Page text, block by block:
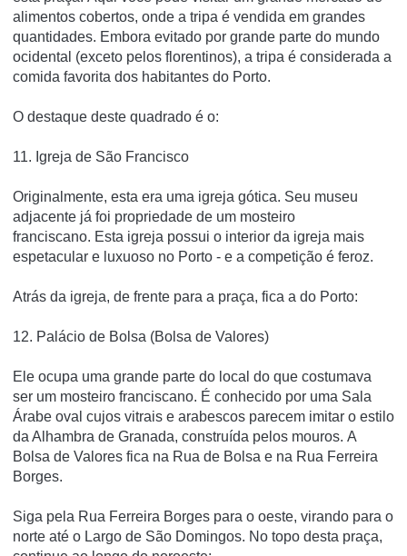
alimentos cobertos, onde a tripa é vendida em grandes
quantidades. Embora evitado por grande parte do mundo
ocidental (exceto pelos florentinos), a tripa é considerada a
comida favorita dos habitantes do Porto.
O destaque deste quadrado é o:
11. Igreja de São Francisco
Originalmente, esta era uma igreja gótica. Seu museu
adjacente já foi propriedade de um mosteiro
franciscano. Esta igreja possui o interior da igreja mais
espetacular e luxuoso no Porto - e a competição é feroz.
Atrás da igreja, de frente para a praça, fica a do Porto:
12. Palácio de Bolsa (Bolsa de Valores)
Ele ocupa uma grande parte do local do que costumava
ser um mosteiro franciscano. É conhecido por uma Sala
Árabe oval cujos vitrais e arabescos parecem imitar o estilo
da Alhambra de Granada, construída pelos mouros. A
Bolsa de Valores fica na Rua de Bolsa e na Rua Ferreira
Borges.
Siga pela Rua Ferreira Borges para o oeste, virando para o
norte até o Largo de São Domingos. No topo desta praça,